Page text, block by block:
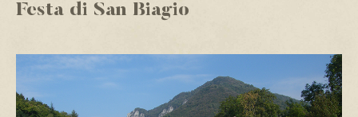
Festa di San Biagio